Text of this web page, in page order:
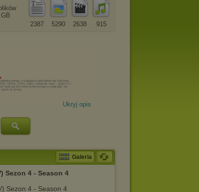
915
2638
5290
2387
GB
Ukryj opis
Galeria
Sezon 4 - Season 4